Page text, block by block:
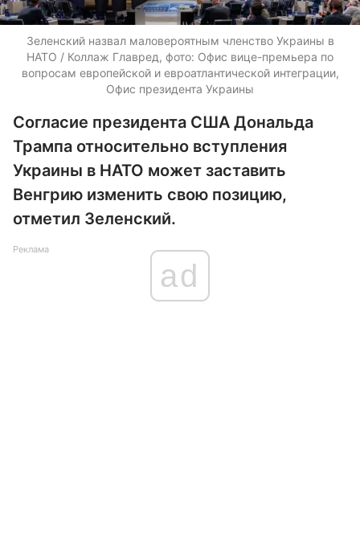
Зеленский назвал маловероятным членство Украины в
НАТО / Коллаж Главред, фото: Офис вице-премьера по
вопросам европейской и евроатлантической интеграции,
Офис президента Украины
Согласие президента США Дональда
Трампа относительно вступления
Украины в НАТО может заставить
Венгрию изменить свою позицию,
отметил Зеленский.
Реклама
ad